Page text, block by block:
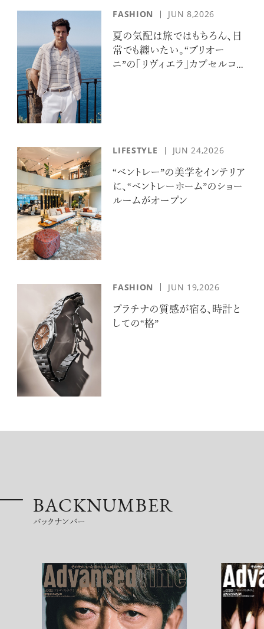
FASHION JUN 8,2026
夏の気配は旅ではもちろん、日
常でも纏いたい。“ブリオー
ニ”の「リヴィエラ」カプセルコレ
LIFESTYLE JUN 24,2026
“ベントレー”の美学をインテリア
に、“ベントレーホーム”のショー
ルームがオープン
FASHION JUN 19,2026
プラチナの質感が宿る、時計と
しての“格”
BACKNUMBER
バックナンバー